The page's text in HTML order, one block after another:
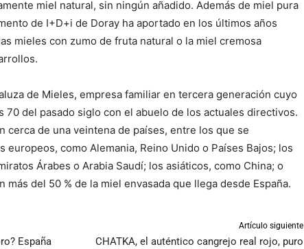
miel natural, sin ningún añadido. Además de miel pura
de I+D+i de Doray ha aportado en los últimos años
mieles con zumo de fruta natural o la miel cremosa
de Mieles, empresa familiar en tercera generación cuyo
70 del pasado siglo con el abuelo de los actuales directivos.
cerca de una veintena de países, entre los que se
como Alemania, Reino Unido o Países Bajos; los
Árabes o Arabia Saudí; los asiáticos, como China; o
más del 50 % de la miel envasada que llega desde España.
España
Artículo siguiente
CHATKA, el auténtico cangrejo real rojo, puro